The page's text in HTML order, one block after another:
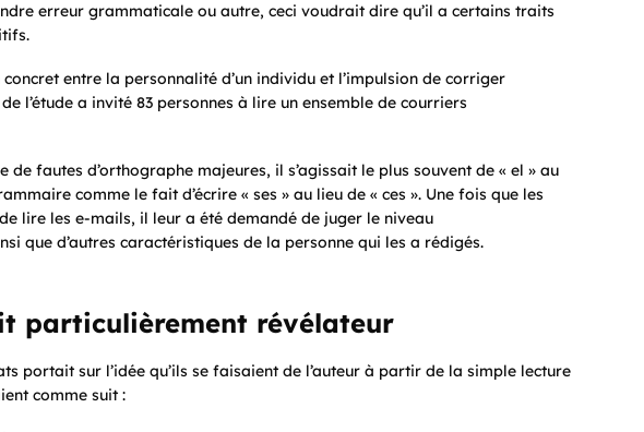
erreur grammaticale ou autre, ceci voudrait dire qu’il a certains traits
concret entre la personnalité d’un individu et l’impulsion de corriger
l’étude a invité 83 personnes à lire un ensemble de courriers
de fautes d’orthographe majeures, il s’agissait le plus souvent de « el » au
comme le fait d’écrire « ses » au lieu de « ces ». Une fois que les
lire les e-mails, il leur a été demandé de juger le niveau
que d’autres caractéristiques de la personne qui les a rédigés.
particulièrement révélateur
portait sur l’idée qu’ils se faisaient de l’auteur à partir de la simple lecture
comme suit :